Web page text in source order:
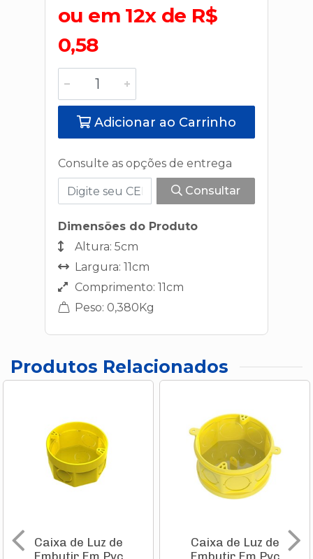
ou em 12x de R$
0,58
Adicionar ao Carrinho
Consulte as opções de entrega
Consultar
Dimensões do Produto
Altura: 5cm
Largura: 11cm
Comprimento: 11cm
Peso: 0,380Kg
Produtos Relacionados
Caixa de Luz de
Caixa de Luz de